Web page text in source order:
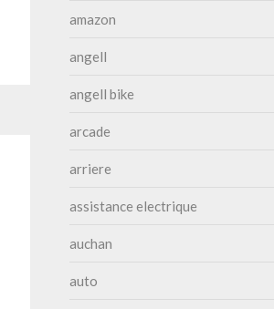
amazon
angell
angell bike
arcade
arriere
assistance electrique
auchan
auto